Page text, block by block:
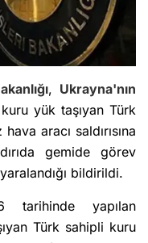
, Ukrayna'nın
kuru yük taşıyan Türk
aracı saldırısına
gemide görev
bildirildi.
tarihinde yapılan
Türk sahipli kuru